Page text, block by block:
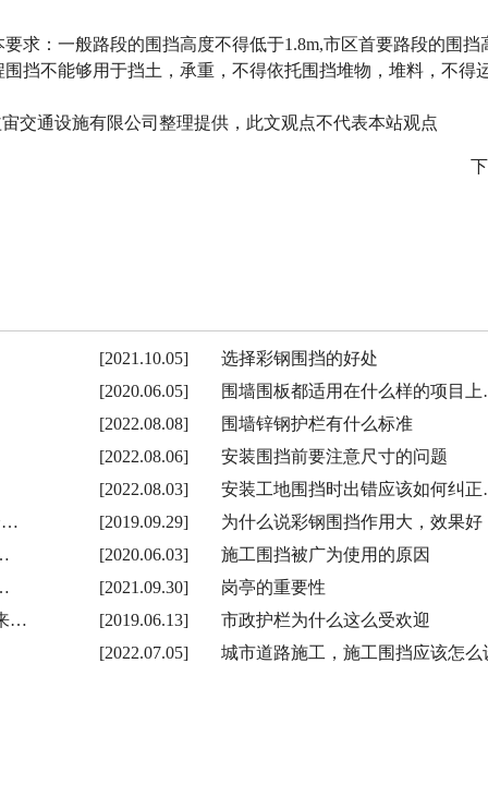
：一般路段的围挡高度不得低于1.8m,市区首要路段的围挡
挡不能够用于挡土，承重，不得依托围挡堆物，堆料，不得
交通设施有限公司整理提供，此文观点不代表本站观点
[2021.10.05]
选择彩钢围挡的好处
[2020.06.05]
围墙围板都适用在什么样的项目
[2022.08.08]
围墙锌钢护栏有什么标准
[2022.08.06]
安装围挡前要注意尺寸的问题
[2022.08.03]
安装工地围挡时出错应该如何纠
[2019.09.29]
…
为什么说彩钢围挡作用大，效果好
[2020.06.03]
施工围挡被广为使用的原因
[2021.09.30]
岗亭的重要性
[2019.06.13]
…
市政护栏为什么这么受欢迎
[2022.07.05]
城市道路施工，施工围挡应该怎